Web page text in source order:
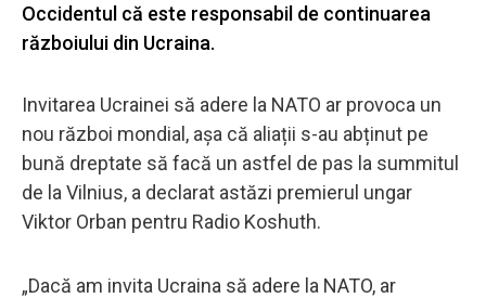
Occidentul că este responsabil de continuarea
războiului din Ucraina.
Invitarea Ucrainei să adere la NATO ar provoca un
nou război mondial, așa că aliații s-au abținut pe
bună dreptate să facă un astfel de pas la summitul
de la Vilnius, a declarat astăzi premierul ungar
Viktor Orban pentru Radio Koshuth.
„Dacă am invita Ucraina să adere la NATO, ar